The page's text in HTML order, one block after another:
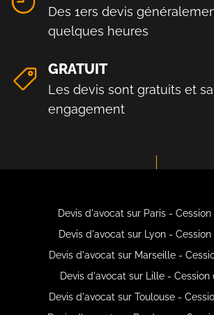
Des 1ers devis
quelques heures
GRATUIT
Les devis sont gratuits et
engagement
Devis d'avocat sur Paris -
Devis d'avocat sur Lyon -
Devis d'avocat sur Marseille -
Devis d'avocat sur Lille - Cession
Devis d'avocat sur Toulouse -